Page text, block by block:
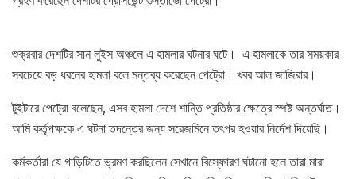
শুক্রবার দেশটির সান লুইস অঞ্চলে এ হামলার ঘটনার ঘটে। এ হামলাকে তার সময়কার
সবচেয়ে বড় ধরনের হামলা বলে মন্তব্য করেছেন পেট্রো। খবর আল জাজিরার।
টুইটারে পেট্রো বলেছেন, এসব হামলা দেশে শান্তি প্রতিষ্ঠার ক্ষেত্রে স্পষ্ট অন্তর্ঘাত।
আমি কর্তৃপক্ষকে এ ঘটনা তদন্তের জন্য সরেজমিনে তৎপর হওয়ার নির্দেশ দিয়েছি।
কর্মকর্তারা যে গাড়িটিতে ভ্রমণ করছিলেন সেখানে বিস্ফোরণ ঘটানো হলে তারা মারা